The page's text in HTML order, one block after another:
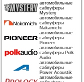
автомобильные
сабвуферы
Mystery
автомобильные
сабвуферы
Nakamichi
автомобильные
сабвуферы
Pioneer
автомобильные
сабвуферы Polk
Audio
автомобильные
сабвуферы
Power Acoustik
автомобильные